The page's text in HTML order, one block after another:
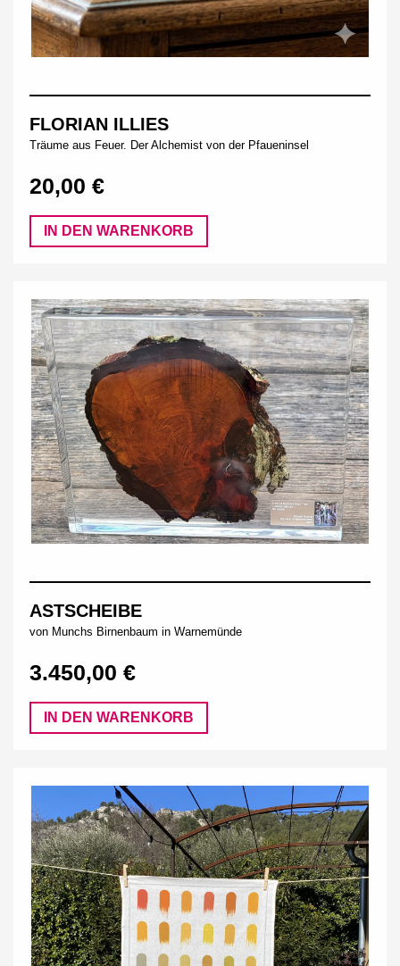
FLORIAN ILLIES
Träume aus Feuer. Der Alchemist von der Pfaueninsel
20,00 €
IN DEN WARENKORB
ASTSCHEIBE
von Munchs Birnenbaum in Warnemünde
3.450,00 €
IN DEN WARENKORB